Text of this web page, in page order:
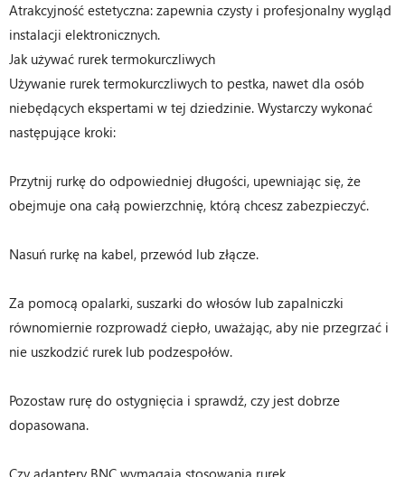
Atrakcyjność estetyczna: zapewnia czysty i profesjonalny wygląd
instalacji elektronicznych.
Jak używać rurek termokurczliwych
Używanie rurek termokurczliwych to pestka, nawet dla osób
niebędących ekspertami w tej dziedzinie. Wystarczy wykonać
następujące kroki:
Przytnij rurkę do odpowiedniej długości, upewniając się, że
obejmuje ona całą powierzchnię, którą chcesz zabezpieczyć.
Nasuń rurkę na kabel, przewód lub złącze.
Za pomocą opalarki, suszarki do włosów lub zapalniczki
równomiernie rozprowadź ciepło, uważając, aby nie przegrzać i
nie uszkodzić rurek lub podzespołów.
Pozostaw rurę do ostygnięcia i sprawdź, czy jest dobrze
dopasowana.
Czy adaptery BNC wymagają stosowania rurek